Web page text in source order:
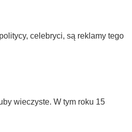
celebryci, są reklamy tego
wieczyste. W tym roku 15